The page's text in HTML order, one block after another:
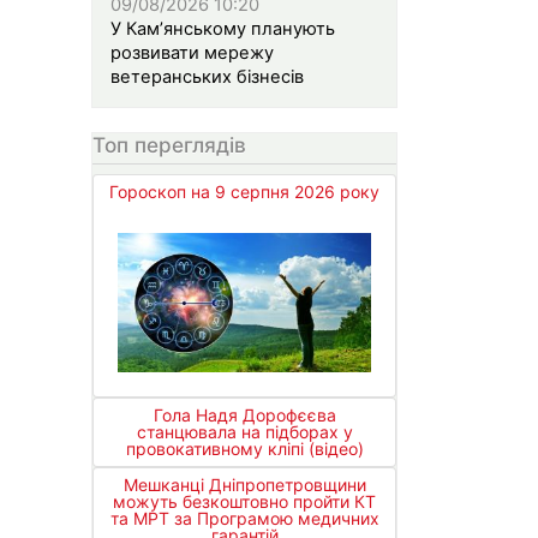
У Кам’янському планують
розвивати мережу
ветеранських бізнесів
Топ переглядів
Гороскоп на 9 серпня 2026 року
Гола Надя Дорофєєва
станцювала на підборах у
провокативному кліпі (відео)
Мешканці Дніпропетровщини
можуть безкоштовно пройти КТ
та МРТ за Програмою медичних